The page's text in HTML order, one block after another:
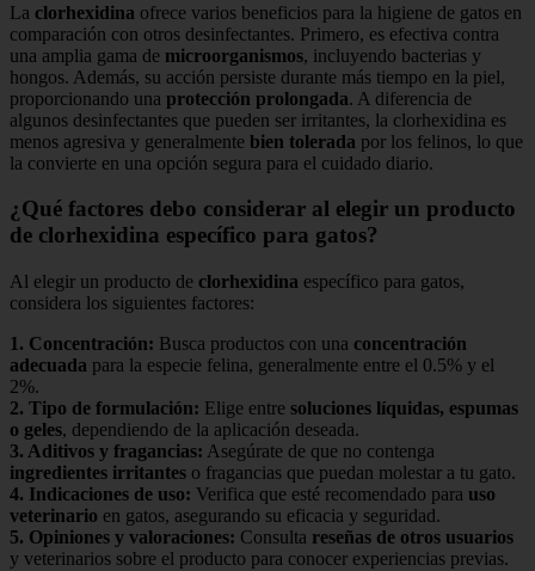
La clorhexidina ofrece varios beneficios para la higiene de gatos en
comparación con otros desinfectantes. Primero, es efectiva contra
una amplia gama de microorganismos, incluyendo bacterias y
hongos. Además, su acción persiste durante más tiempo en la piel,
proporcionando una protección prolongada. A diferencia de
algunos desinfectantes que pueden ser irritantes, la clorhexidina es
menos agresiva y generalmente bien tolerada por los felinos, lo que
la convierte en una opción segura para el cuidado diario.
¿Qué factores debo considerar al elegir un producto
de clorhexidina específico para gatos?
Al elegir un producto de clorhexidina específico para gatos,
considera los siguientes factores:
1. Concentración: Busca productos con una concentración
adecuada para la especie felina, generalmente entre el 0.5% y el
2%.
2. Tipo de formulación: Elige entre soluciones líquidas, espumas
o geles, dependiendo de la aplicación deseada.
3. Aditivos y fragancias: Asegúrate de que no contenga
ingredientes irritantes o fragancias que puedan molestar a tu gato.
4. Indicaciones de uso: Verifica que esté recomendado para uso
veterinario en gatos, asegurando su eficacia y seguridad.
5. Opiniones y valoraciones: Consulta reseñas de otros usuarios
y veterinarios sobre el producto para conocer experiencias previas.